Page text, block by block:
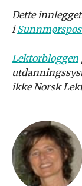
Dette
i
Lektorbloggen
ikke Norsk